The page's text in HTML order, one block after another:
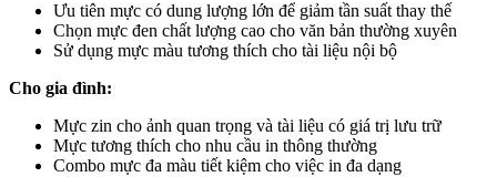
Ưu tiên mực có dung lượng lớn để giảm tần suất thay thế
Chọn mực đen chất lượng cao cho văn bản thường xuyên
Sử dụng mực màu tương thích cho tài liệu nội bộ
Cho gia đình:
Mực zin cho ảnh quan trọng và tài liệu có giá trị lưu trữ
Mực tương thích cho nhu cầu in thông thường
Combo mực đa màu tiết kiệm cho việc in đa dạng